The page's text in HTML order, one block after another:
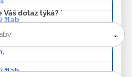
žlab
mat s
50 a
žlab
Váš dotaz týká? *